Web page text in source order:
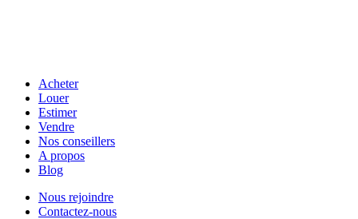
Acheter
Louer
Estimer
Vendre
Nos conseillers
A propos
Blog
Nous rejoindre
Contactez-nous